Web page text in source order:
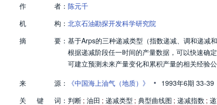
作 者： 陈元千
机
构： 北京石油勘探开发科学研究院
摘
要： 基于Arps的三种递减类型（指数递减、调和递减
根据递减阶段任一时间的产量数据，可以快速确
可建立预测未来产量变化和累积产量的相关经验
来
源： 《中国海上油气（地质）》 • 1993年6期 33-39
关
键 词： 判断 ; 油田 ; 递减类型 ; 典型曲线图 ; 递减指数 ;